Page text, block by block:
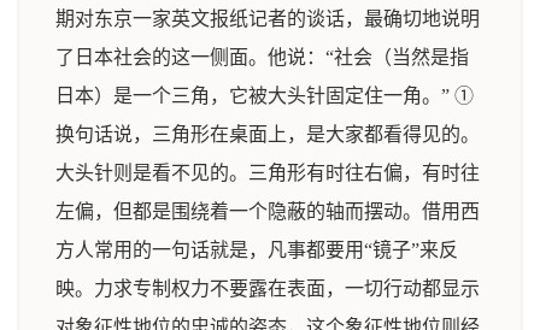
期对东京一家英文报纸记者的谈话，最确切地说明
了日本社会的这一侧面。他说：“社会（当然是指
日本）是一个三角，它被大头针固定住一角。” ①
换句话说，三角形在桌面上，是大家都看得见的。
大头针则是看不见的。三角形有时往右偏，有时往
左偏，但都是围绕着一个隐蔽的轴而摆动。借用西
方人常用的一句话就是，凡事都要用“镜子”来反
映。力求专制权力不要露在表面，一切行动都显示